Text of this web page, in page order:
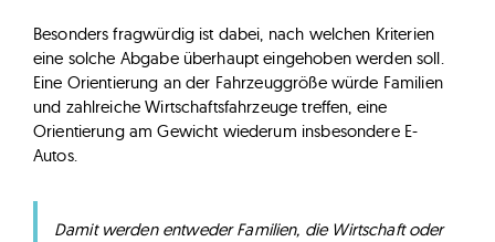
Besonders fragwürdig ist dabei, nach welchen Kriterien
eine solche Abgabe überhaupt eingehoben werden soll.
Eine Orientierung an der Fahrzeuggröße würde Familien
und zahlreiche Wirtschaftsfahrzeuge treffen, eine
Orientierung am Gewicht wiederum insbesondere E-
Autos.
Damit werden entweder Familien, die Wirtschaft oder